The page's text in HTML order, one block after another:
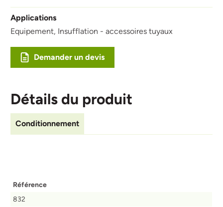
Applications
Equipement, Insufflation - accessoires tuyaux
Demander un devis
Détails du produit
Conditionnement
Référence
832